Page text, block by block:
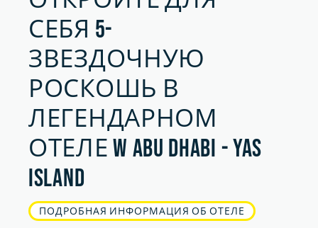
СЕБЯ 5-
ЗВЕЗДОЧНУЮ
РОСКОШЬ В
ЛЕГЕНДАРНОМ
ОТЕЛЕ W ABU DHABI - YAS
ISLAND
ПОДРОБНАЯ ИНФОРМАЦИЯ ОБ ОТЕЛЕ